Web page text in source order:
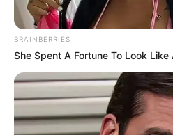
BRAINBERRIES
She Spent A Fortune To Look